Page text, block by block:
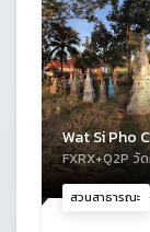
สวนสาธารณะ
Wat Si Pho
FXRX+Q2P